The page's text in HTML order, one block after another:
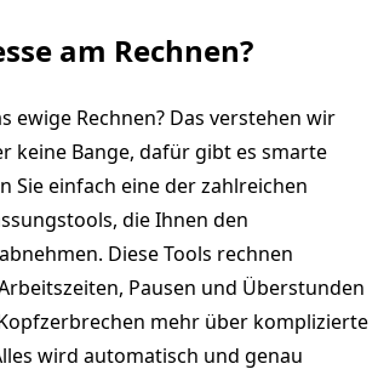
am Rechnen?
ewige Rechnen? Das verstehen wir
keine Bange, dafür gibt es smarte
Sie einfach eine der zahlreichen
die Ihnen den
Diese Tools rechnen
Pausen und Überstunden
mehr über komplizierte
wird automatisch und genau